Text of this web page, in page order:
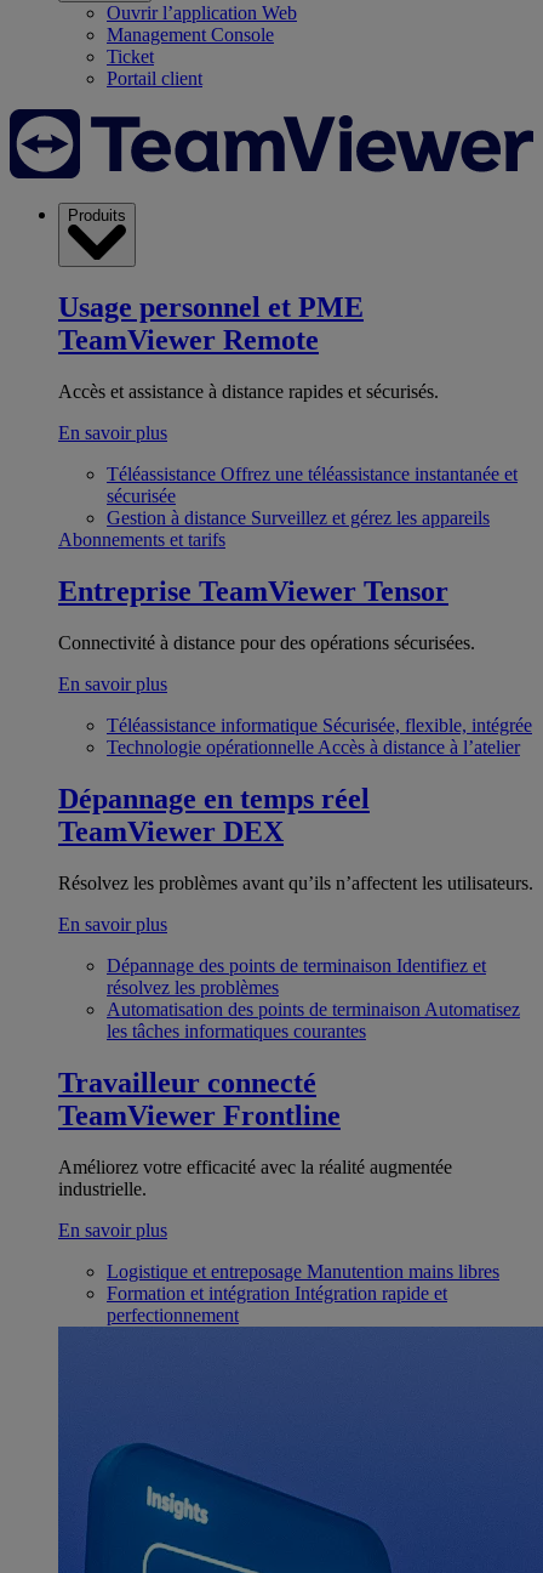
Ouvrir l’application Web
Management Console
Ticket
Portail client
Produits
Usage personnel et PME
TeamViewer Remote
Accès et assistance à distance rapides et sécurisés.
En savoir plus
Téléassistance Offrez une téléassistance instantanée et
sécurisée
Gestion à distance Surveillez et gérez les appareils
Abonnements et tarifs
Entreprise TeamViewer Tensor
Connectivité à distance pour des opérations sécurisées.
En savoir plus
Téléassistance informatique Sécurisée, flexible, intégrée
Technologie opérationnelle Accès à distance à l’atelier
Dépannage en temps réel
TeamViewer DEX
Résolvez les problèmes avant qu’ils n’affectent les utilisateurs.
En savoir plus
Dépannage des points de terminaison Identifiez et
résolvez les problèmes
Automatisation des points de terminaison Automatisez
les tâches informatiques courantes
Travailleur connecté
TeamViewer Frontline
Améliorez votre efficacité avec la réalité augmentée
industrielle.
En savoir plus
Logistique et entreposage Manutention mains libres
Formation et intégration Intégration rapide et
perfectionnement